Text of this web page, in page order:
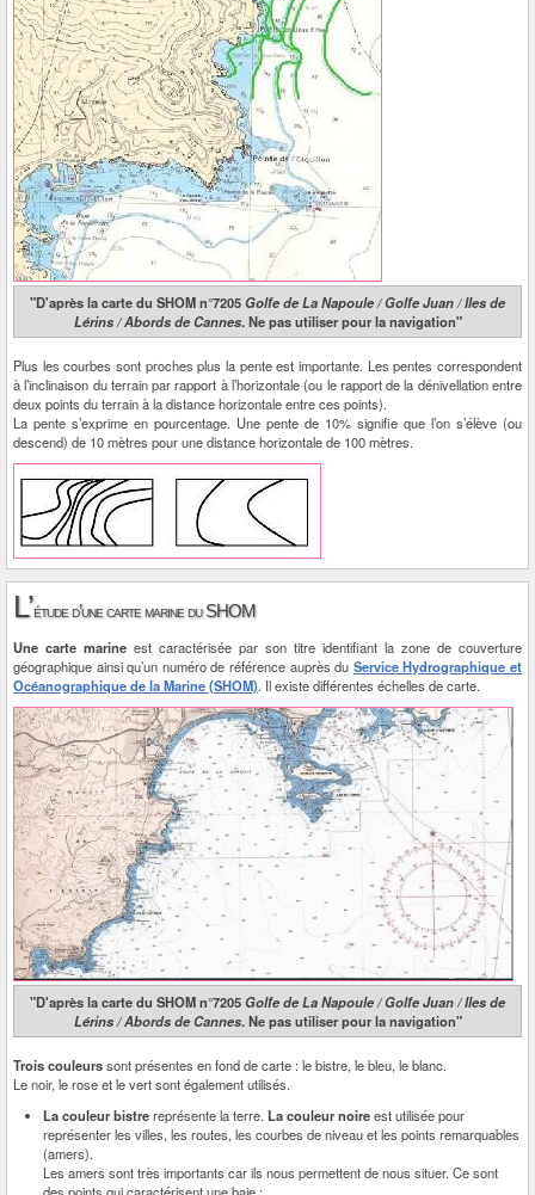
"D'après la carte du SHOM n°7205Golfe de La Napoule / Golfe Juan / Iles de
Lérins / Abords de Cannes. Ne pas utiliser pour la navigation"
Plus les courbes sont proches plus la pente est importante. Les pentes correspondent
à l’inclinaison du terrain par rapport à l’horizontale (ou le rapport de la dénivellation entre
deux points du terrain à la distance horizontale entre ces points).
La pente s’exprime en pourcentage. Une pente de 10% signifie que l’on s’élève (ou
descend) de 10 mètres pour une distance horizontale de 100 mètres.
L’étude d’une carte marine du SHOM
Une carte marine est caractérisée par son titre identifiant la zone de couverture
géographique ainsi qu’un numéro de référence auprès du Service Hydrographique et
Océanographique de la Marine (SHOM). Il existe différentes échelles de carte.
"D'après la carte du SHOM n°7205Golfe de La Napoule / Golfe Juan / Iles de
Lérins / Abords de Cannes. Ne pas utiliser pour la navigation"
Trois couleurssont présentes en fond de carte : le bistre, le bleu, le blanc.
Le noir, le rose et le vert sont également utilisés.
La couleur bistrereprésente la terre. La couleur noireest utilisée pour
représenter les villes, les routes, les courbes de niveau et les points remarquables
(amers).
Les amers sont très importants car ils nous permettent de nous situer. Ce sont